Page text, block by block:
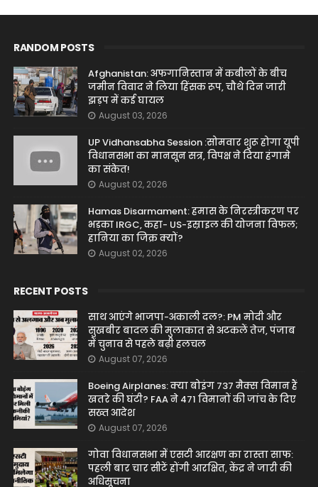
RANDOM POSTS
Afghanistan: अफगानिस्तान में कबीलों के बीच
जमीन विवाद ने लिया हिंसक रूप, चौथे दिन जारी
झड़प में कई घायल
August 03, 2026
UP Vidhansabha Session :सोमवार शुरू होगा यूपी
विधानसभा का मानसून सत्र, विपक्ष ने दिया हंगामे
का संकेत!
August 02, 2026
Hamas Disarmament: हमास के निरस्त्रीकरण पर
भड़का IRGC, कहा- US-इस्राइल की योजना विफल;
हानिया का जिक्र क्यों?
August 02, 2026
RECENT POSTS
साथ आएंगे भाजपा-अकाली दल?: PM मोदी और
सुखबीर बादल की मुलाकात से अटकलें तेज, पंजाब
में चुनाव से पहले बढ़ी हलचल
August 07, 2026
Boeing Airplanes: क्या बोइंग 737 मैक्स विमान हैं
खतरे की घंटी? FAA ने 471 विमानों की जांच के दिए
सख्त आदेश
August 07, 2026
गोवा विधानसभा में एसटी आरक्षण का रास्ता साफ:
पहली बार चार सीटें होंगी आरक्षित, केंद्र ने जारी की
अधिसूचना